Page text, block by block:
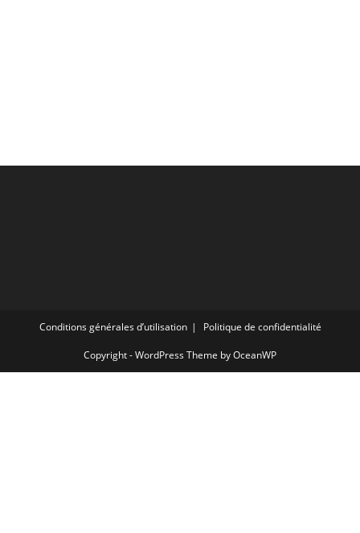
Conditions générales d’utilisation Politique de confidentialité
Copyright - WordPress Theme by OceanWP